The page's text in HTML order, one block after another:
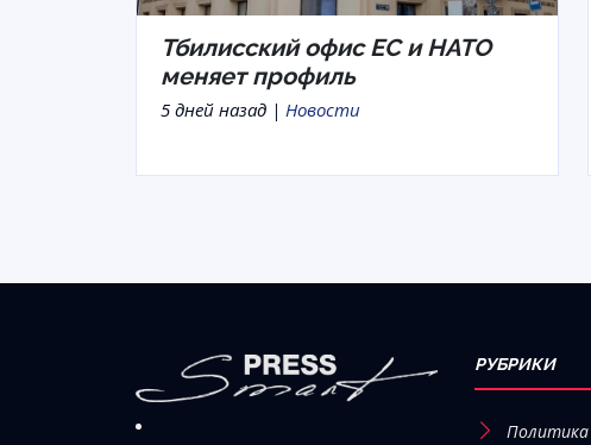
Тбилисский офис ЕС и НАТО
меняет профиль
5 дней назад | Новости
РУБРИКИ
Политика